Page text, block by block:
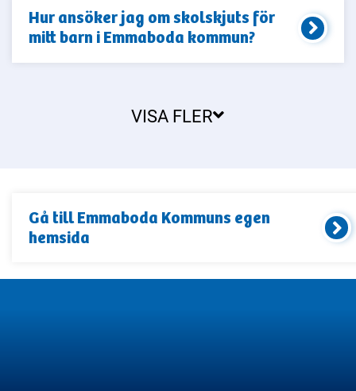
Hur ansöker jag om skolskjuts för
mitt barn i Emmaboda kommun?
VISA FLER
Gå tillEmmaboda Kommuns egen
hemsida